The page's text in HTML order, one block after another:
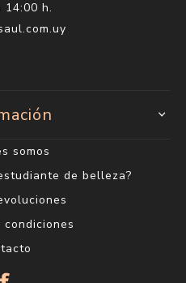
14:00 h.
somos
de belleza?
condiciones